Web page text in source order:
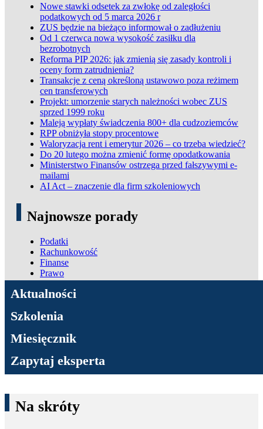
Nowe stawki odsetek za zwłokę od zaległości
podatkowych od 5 marca 2026 r
ZUS będzie na bieżąco informował o zadłużeniu
Od 1 czerwca nowa wysokość zasiłku dla
bezrobotnych
Reforma PIP 2026: jak zmienią się zasady kontroli i
oceny form zatrudnienia?
Transakcje z ceną określoną ustawowo poza reżimem
cen transferowych
Projekt: umorzenie starych należności wobec ZUS
sprzed 1999 roku
Maleją wypłaty świadczenia 800+ dla cudzoziemców
RPP obniżyła stopy procentowe
Waloryzacja rent i emerytur 2026 – co trzeba wiedzieć?
Do 20 lutego można zmienić formę opodatkowania
Ministerstwo Finansów ostrzega przed fałszywymi e-
mailami
AI Act – znaczenie dla firm szkoleniowych
Najnowsze porady
Podatki
Rachunkowość
Finanse
Prawo
ADN Podatki
Aktualności
Szkolenia
Miesięcznik
Zapytaj eksperta
Na skróty